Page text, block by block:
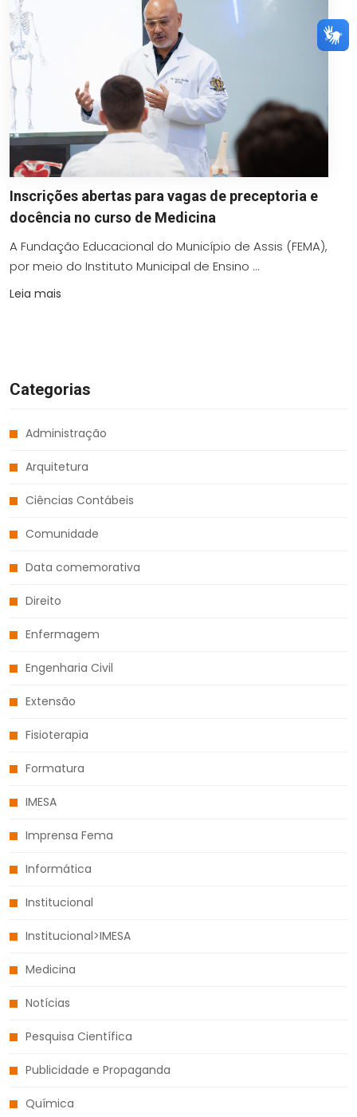
Inscrições abertas para vagas de preceptoria e
docência no curso de Medicina
A Fundação Educacional do Município de Assis (FEMA),
por meio do Instituto Municipal de Ensino ...
Leia mais
Categorias
Administração
Arquitetura
Ciências Contábeis
Comunidade
Data comemorativa
Direito
Enfermagem
Engenharia Civil
Extensão
Fisioterapia
Formatura
IMESA
Imprensa Fema
Informática
Institucional
Institucional>IMESA
Medicina
Notícias
Pesquisa Científica
Publicidade e Propaganda
Química